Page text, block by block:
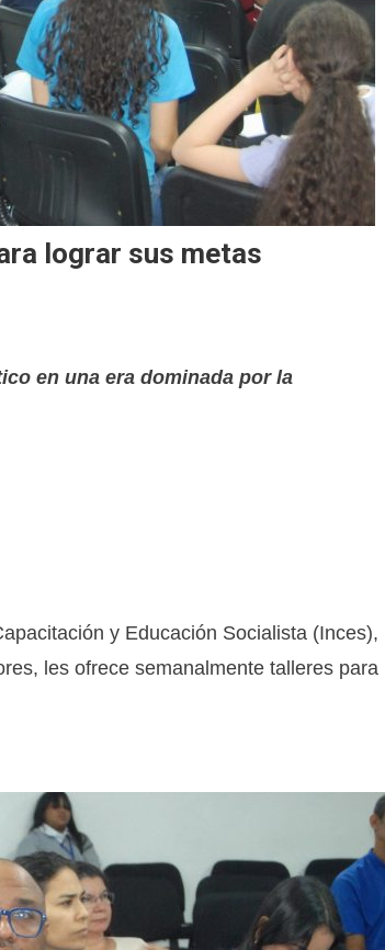
lograr sus metas
en una era dominada por la
y Educación Socialista (Inces),
les ofrece semanalmente talleres para